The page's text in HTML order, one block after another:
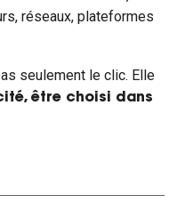
réseaux, plateformes
seulement le clic. Elle
être choisi dans